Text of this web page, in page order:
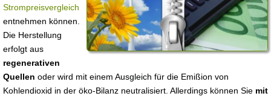
Strompreisvergleich
entnehmen können.
Die Herstellung
erfolgt aus
regenerativen
Quellen oder wird mit einem Ausgleich für die Emißion von
Kohlendioxid in der öko-Bilanz neutralisiert. Allerdings können Sie mit